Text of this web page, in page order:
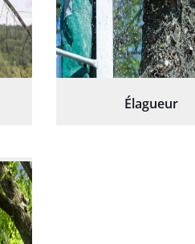
Élagueur